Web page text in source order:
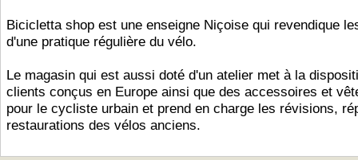
Bicicletta shop est une enseigne Niçoise qui revendique
d'une pratique régulière du vélo.
Le magasin qui est aussi doté d'un atelier met à la
clients conçus en Europe ainsi que des accessoires et
pour le cycliste urbain et prend en charge les révisions,
restaurations des vélos anciens.